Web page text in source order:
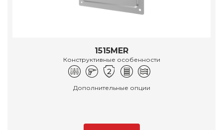
1515MER
Конструктивные особенности
Дополнительные опции